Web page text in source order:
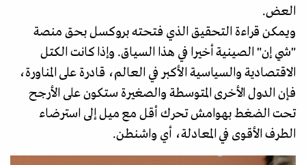
العض.
ويمكن قراءة التحقيق الذي فتحته بروكسل بحق منصة
"شي إن" الصينية أخيرا في هذا السياق. وإذا كانت الكتل
الاقتصادية والسياسية الأكبر في العالم، قادرة على المناورة،
فإن الدول الأخرى المتوسطة والصغيرة ستكون على الأرجح
تحت الضغط بهوامش تحرك أقل مع ميل إلى استرضاء
الطرف الأقوى في المعادلة، أي واشنطن.